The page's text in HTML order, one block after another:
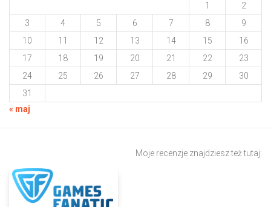
1
2
3
4 5 6 7 8
9
10
11 12 13 14 15
16
17
18 19 20 21 22
23
24
25 26 27 28 29
30
31
« maj
Moje recenzje znajdziesz też tutaj: